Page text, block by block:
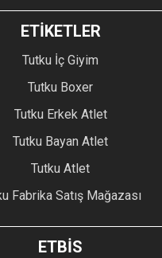
ETİKETLER
Tutku İç Giyim
Tutku Boxer
Tutku Erkek Atlet
Tutku Bayan Atlet
Tutku Atlet
Fabrika Satış Mağazası
ETBİS